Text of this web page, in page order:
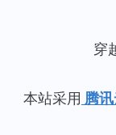
穿
本站采用 腾